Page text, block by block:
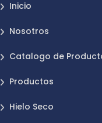
Inicio
Nosotros
Catalogo de
Productos
Hielo Seco